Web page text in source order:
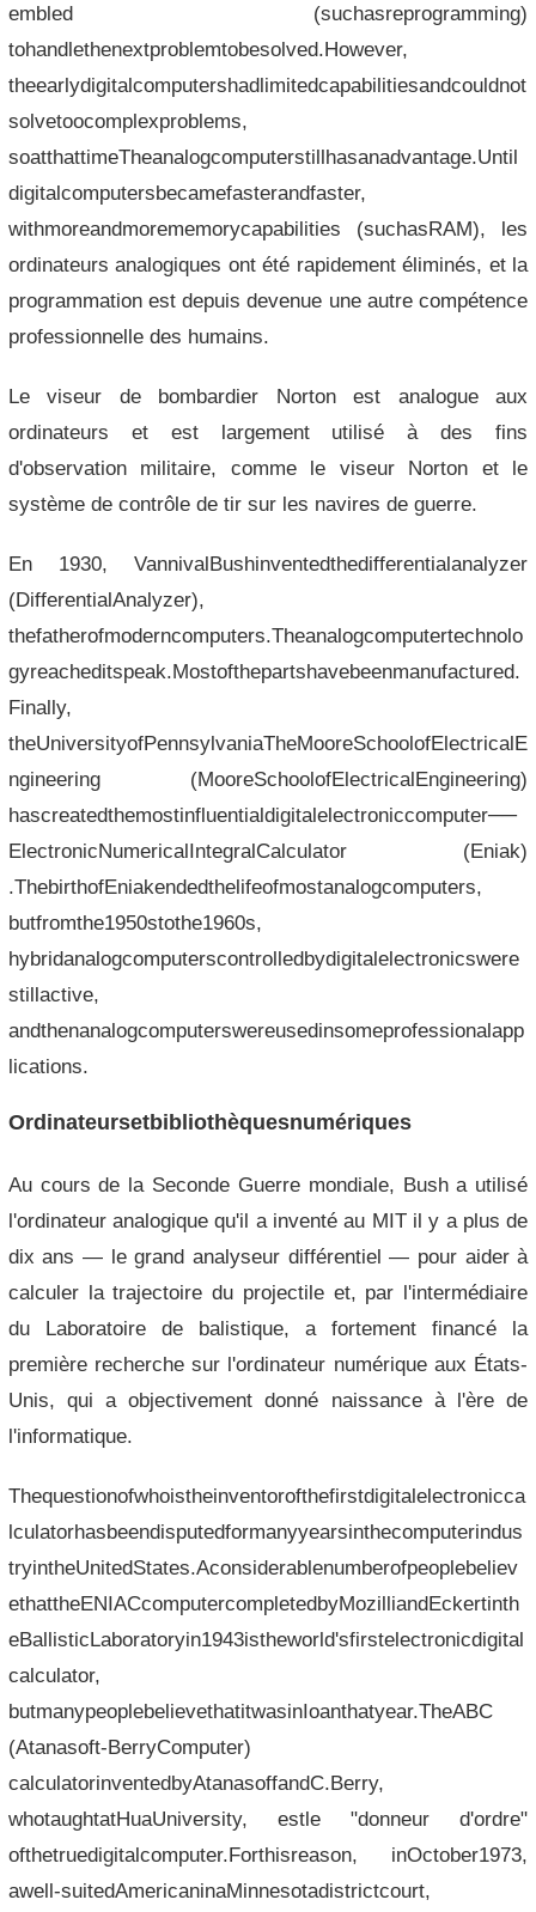
embled (suchasreprogramming)
tohandlethenextproblemtobesolved.However,
theearlydigitalcomputershadlimitedcapabilitiesandcouldnot
solvetoocomplexproblems,
soatthattimeTheanalogcomputerstillhasanadvantage.Until
digitalcomputersbecamefasterandfaster,
withmoreandmorememorycapabilities (suchasRAM), les
ordinateurs analogiques ont été rapidement éliminés, et la
programmation est depuis devenue une autre compétence
professionnelle des humains.
Le viseur de bombardier Norton est analogue aux
ordinateurs et est largement utilisé à des fins
d'observation militaire, comme le viseur Norton et le
système de contrôle de tir sur les navires de guerre.
En 1930, VannivalBushinventedthedifferentialanalyzer
(DifferentialAnalyzer),
thefatherofmoderncomputers.Theanalogcomputertechnolo
gyreacheditspeak.Mostofthepartshavebeenmanufactured.
Finally,
theUniversityofPennsylvaniaTheMooreSchoolofElectricalE
ngineering (MooreSchoolofElectricalEngineering)
hascreatedthemostinfluentialdigitalelectroniccomputer──
ElectronicNumericalIntegralCalculator (Eniak)
.ThebirthofEniakendedthelifeofmostanalogcomputers,
butfromthe1950stothe1960s,
hybridanalogcomputerscontrolledbydigitalelectronicswere
stillactive,
andthenanalogcomputerswereusedinsomeprofessionalapp
lications.
Ordinateursetbibliothèquesnumériques
Au cours de la Seconde Guerre mondiale, Bush a utilisé
l'ordinateur analogique qu'il a inventé au MIT il y a plus de
dix ans — le grand analyseur différentiel — pour aider à
calculer la trajectoire du projectile et, par l'intermédiaire
du Laboratoire de balistique, a fortement financé la
première recherche sur l'ordinateur numérique aux États-
Unis, qui a objectivement donné naissance à l'ère de
l'informatique.
Thequestionofwhoistheinventorofthefirstdigitalelectronicca
lculatorhasbeendisputedformanyyearsinthecomputerindus
tryintheUnitedStates.Aconsiderablenumberofpeoplebeliev
ethattheENIACcomputercompletedbyMozilliandEckertinth
eBallisticLaboratoryin1943istheworld'sfirstelectronicdigital
calculator,
butmanypeoplebelievethatitwasinIoanthatyear.TheABC
(Atanasoft-BerryComputer)
calculatorinventedbyAtanasoffandC.Berry,
whotaughtatHuaUniversity, estle "donneur d'ordre"
ofthetruedigitalcomputer.Forthisreason, inOctober1973,
awell-suitedAmericaninaMinnesotadistrictcourt,